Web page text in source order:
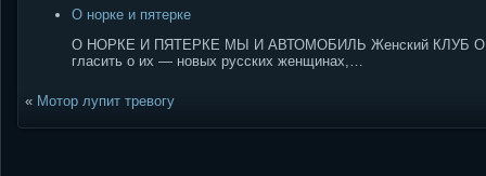
О норке и пятерке
О НОРКЕ И ПЯТЕРКЕ МЫ И АВТОМОБИЛЬ Женский КЛУБ О
гласить о их — новых русских женщинах,…
« Мотор лупит тревогу